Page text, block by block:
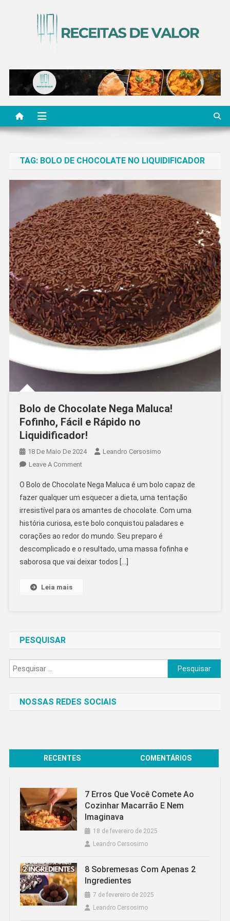
Receitas de Valor
TAG: BOLO DE CHOCOLATE NO LIQUIDIFICADOR
Bolo de Chocolate Nega Maluca!
Fofinho, Fácil e Rápido no
Liquidificador!
18 De Maio De 2024
Leandro Cersosimo
Leave A CommentOn
De
Chocolate
Nega
Maluca!
Fofinho,
Fácil
E
O Bolo de Chocolate Nega Maluca é um bolo capaz de
fazer qualquer um esquecer a dieta, uma tentação
irresistível para os amantes de chocolate. Com uma
história curiosa, este bolo conquistou paladares e
corações ao redor do mundo. Seu preparo é
descomplicado e o resultado, uma massa fofinha e
saborosa que vai deixar todos […]
Leia mais
PESQUISAR
Pesquisar
por:
NOSSAS REDES SOCIAIS
RECENTES COMENTÁRIOS
7 Erros Que Você Comete Ao
Cozinhar Macarrão E Nem
Imaginava
18 de fevereiro de 2025
Leandro Cersosimo
8 Sobremesas Com Apenas 2
Ingredientes
7 de fevereiro de 2025
Leandro Cersosimo